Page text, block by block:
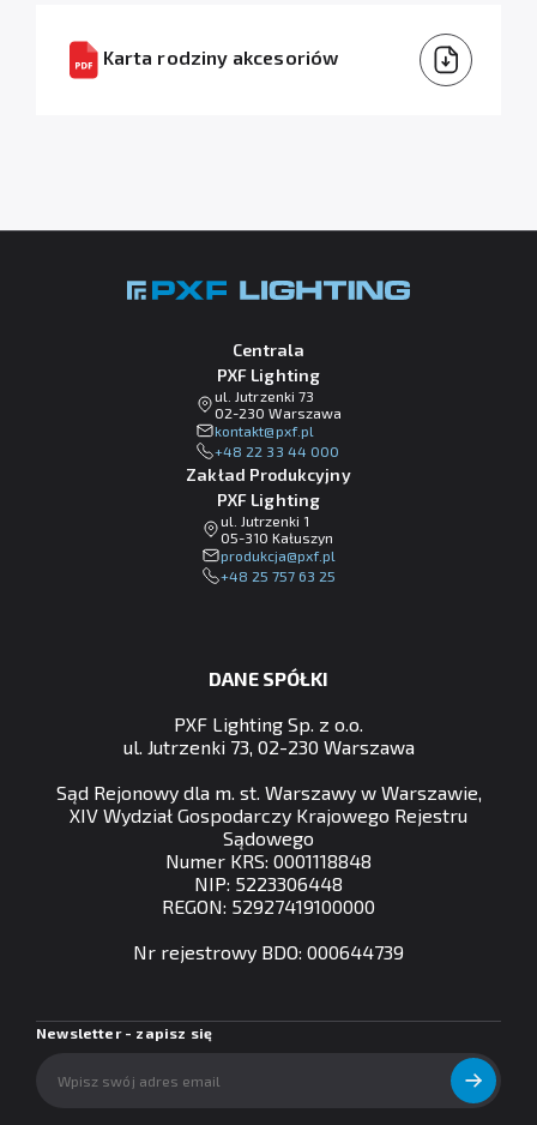
Karta rodziny akcesoriów
Centrala
PXF Lighting
ul. Jutrzenki 73
02-230 Warszawa
lp.fxp@tkatnok
+48 22 33 44 000
Zakład Produkcyjny
PXF Lighting
ul. Jutrzenki 1
05-310 Kałuszyn
lp.fxp@ajckudorp
+48 25 757 63 25
DANE SPÓŁKI
PXF Lighting Sp. z o.o.
ul. Jutrzenki 73, 02-230 Warszawa
Sąd Rejonowy dla m. st. Warszawy w Warszawie,
XIV Wydział Gospodarczy Krajowego Rejestru
Sądowego
Numer KRS: 0001118848
NIP: 5223306448
REGON: 52927419100000
Nr rejestrowy BDO: 000644739
Newsletter - zapisz się